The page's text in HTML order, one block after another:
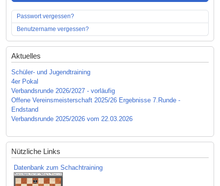
Passwort vergessen?
Benutzername vergessen?
Aktuelles
Schüler- und Jugendtraining
4er Pokal
Verbandsrunde 2026/2027 - vorläufig
Offene Vereinsmeisterschaft 2025/26 Ergebnisse 7.Runde -
Endstand
Verbandsrunde 2025/2026 vom 22.03.2026
Nützliche Links
Datenbank zum Schachtraining